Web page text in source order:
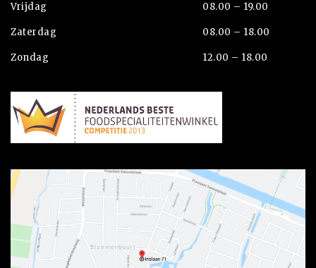
Vrijdag 08.00 – 19.00
Zaterdag 08.00 – 18.00
Zondag 12.00 – 18.00